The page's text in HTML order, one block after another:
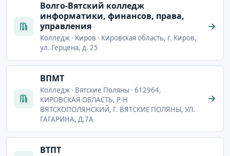
Волго-Вятский колледж
информатики, финансов, права,
управления
Колледж · Киров · Кировская область, г. Киров,
ул. Герцена, д. 25
ВПМТ
Колледж · Вятские Поляны · 612964,
КИРОВСКАЯ ОБЛАСТЬ, Р-Н
ВЯТСКОПОЛЯНСКИЙ, Г. ВЯТСКИЕ ПОЛЯНЫ, УЛ.
ГАГАРИНА, Д.7А
ВТПТ